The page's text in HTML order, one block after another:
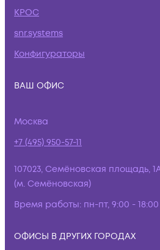
КРОС
snr.systems
Конфигураторы
ВАШ ОФИС
Москва
+7 (495) 950-57-11
107023, Семёновская площадь,
(м. Семёновская)
Время работы: пн-пт, 9:00 - 18:00
ОФИСЫ В ДРУГИХ ГОРОДАХ